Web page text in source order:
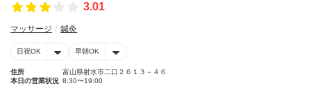
3.01
マッサージ 鍼灸
日祝OK 早朝OK
住所
富山県射水市二口２６１３－４６
本日の営業状況 8:30〜19:00